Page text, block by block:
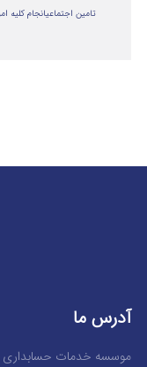
تامین اجتماعیانجام کلیه
آدرس ما
موسسه خدمات حسابداری و